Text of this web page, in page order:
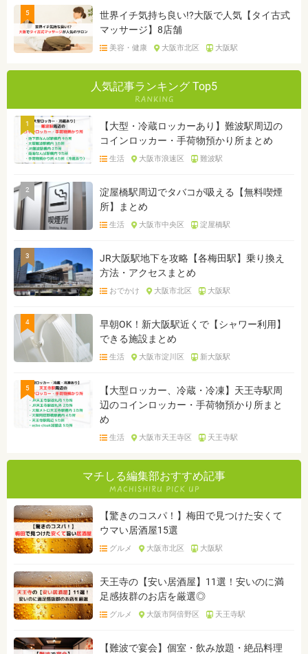
5
世界イチ気持ち良い!?大阪で人気【タイ古式
マッサージ】8店舗
美容・健康 大阪市北区 大阪駅
人気記事ランキング Top5
1
【大型・冷蔵ロッカーあり】難波駅周辺の
コインロッカー・手荷物預かり所まとめ
生活 大阪市浪速区 難波駅
2
淀屋橋駅周辺でタバコが吸える【無料喫煙
所】まとめ
生活 大阪市中央区 淀屋橋駅
3
JR大阪駅地下を攻略【各梅田駅】乗り換え
方法・アクセスまとめ
おでかけ 大阪市北区 大阪駅
4
早朝OK！新大阪駅近くで【シャワー利用】
できる施設まとめ
生活 大阪市淀川区 新大阪駅
5
【大型ロッカー、冷蔵・冷凍】天王寺駅周
辺のコインロッカー・手荷物預かり所まと
め
生活 大阪市天王寺区 天王寺駅
マチしる編集部おすすめ記事
【驚きのコスパ！】梅田で見つけた安くて
ウマい居酒屋15選
グルメ 大阪市北区 大阪駅
天王寺の【安い居酒屋】11選！安いのに満
足感抜群のお店を厳選◎
グルメ 大阪市阿倍野区 天王寺駅
【難波で宴会】個室・飲み放題・絶品料理